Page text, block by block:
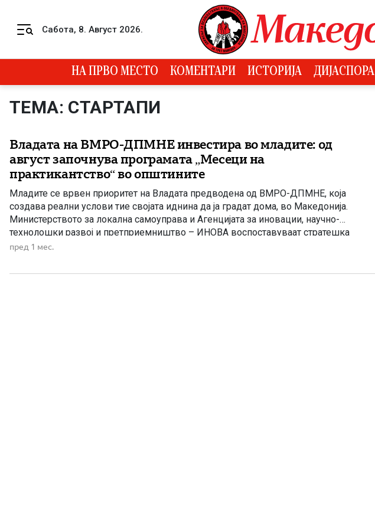
Сабота, 8. Август 2026.
НА ПРВО МЕСТО КОМЕНТАРИ ИСТОРИЈА ДИЈАСПОРА
ТЕМА: СТАРТАПИ
Владата на ВМРО-ДПМНЕ инвестира во младите: од
август започнува програмата „Месеци на
практикантство“ во општините
Младите се врвен приоритет на Владата предводена од ВМРО-ДПМНЕ, која
создава реални услови тие својата иднина да ја градат дома, во Македонија.
Министерството за локална самоуправа и Агенцијата за иновации, научно-
технолошки развој и претприемништво – ИНОВА воспоставуваат стратешка
соработка што треба да донесе нов пристап во развојот на општините, преку
пред 1 мес.